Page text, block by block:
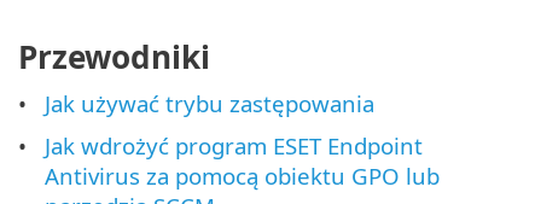
Przewodniki
Jak używać trybu zastępowania
Jak wdrożyć program ESET Endpoint
Antivirus za pomocą obiektu GPO lub